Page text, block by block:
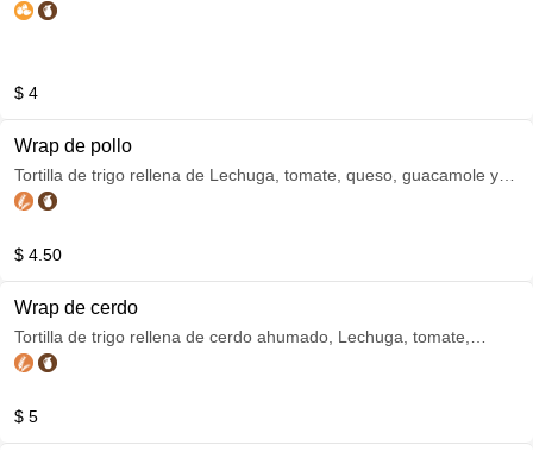
$ 4
Wrap de pollo
Tortilla de trigo rellena de Lechuga, tomate, queso, guacamole y
pollo ahumado.
$ 4.50
Wrap de cerdo
Tortilla de trigo rellena de cerdo ahumado, Lechuga, tomate,
queso y guacamole
$ 5